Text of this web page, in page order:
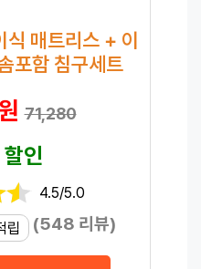
식 매트리스 + 이
포함 침구세트
71,280
인
4.5/5.0
립 (548 리뷰)